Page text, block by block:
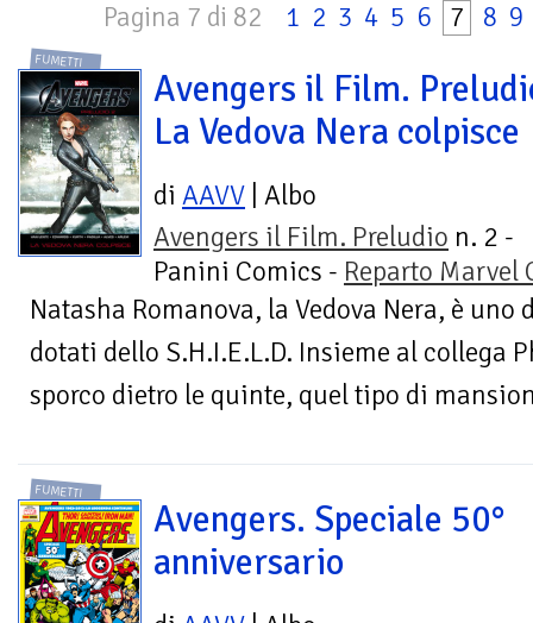
Pagina 7 di 82 1 2 3 4 5 6 7 8 9
FUMETTI
Avengers il Film.
La Vedova Nera colpisce
di AAVV | Albo
Avengers il Film. Preludio n. 2 -
Panini Comics - Reparto Marvel
Natasha Romanova, la Vedova Nera, è
dotati dello S.H.I.E.L.D. Insieme al collega
sporco dietro le quinte, quel tipo di
FUMETTI
Avengers. Speciale 50°
anniversario